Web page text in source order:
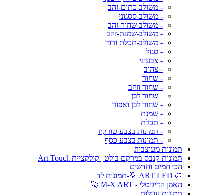
- משולב-כתום-זהב
- משולב-ססגוני
- משולב-שחור-זהב
- משולב-שמנת-זהב
- משולב-תכלת ורוד
- סגול
- צבעוני
- צהוב
- שחור
- שחור וזהב
- שחור לבן
- שחור לבן ואפור
- שמנת
- תכלת
- תמונות בצבע טורקיז
- תמונות בצבע כסף
תמונות מעוצבות
תמונות קנבס במרקם בולט | קולקציית Art Touch
הכי חמים וחדשים
🎨 ART LED 💡-תמונות לד
האמן הדיגיטלי - M-X ART 🚀
תמונות עגולות